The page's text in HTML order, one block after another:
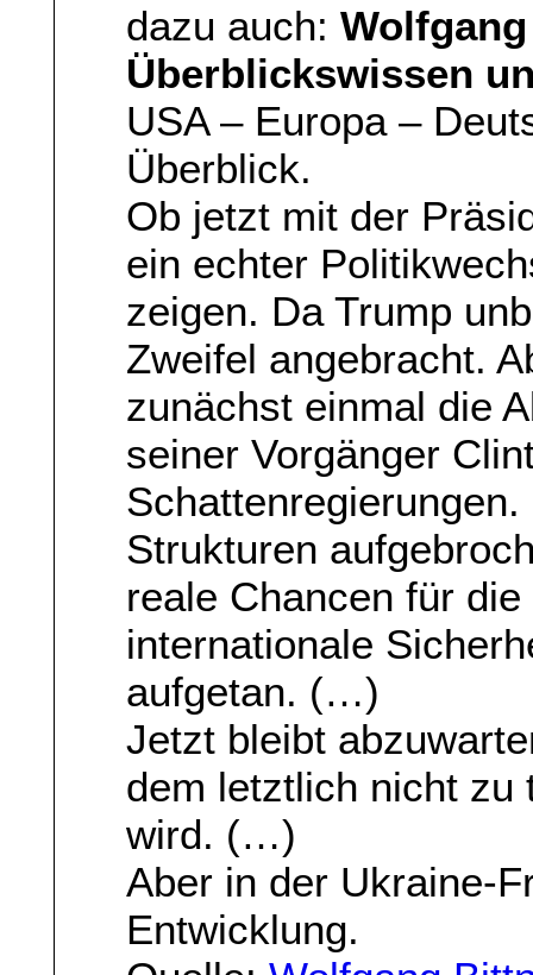
dazu auch:
Überblickswissen
USA – Europa –
Überblick.
Ob jetzt mit der
ein echter
zeigen. Da Trump
Zweifel angebracht.
zunächst einmal die
seiner Vorgänger
Strukturen
reale Chancen für
internationale
aufgetan. (…)
Jetzt bleibt
dem letztlich nicht zu
wird. (…)
Aber in der Ukraine-
Entwicklung.